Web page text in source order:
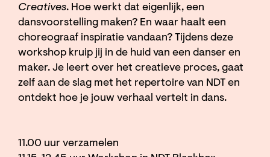
Creatives. Hoe werkt dat eigenlijk, een
dansvoorstelling maken? En waar haalt een
choreograaf inspiratie vandaan? Tijdens deze
workshop kruip jij in de huid van een danser en
maker. Je leert over het creatieve proces, gaat
zelf aan de slag met het repertoire van NDT en
ontdekt hoe je jouw verhaal vertelt in dans.
11.00 uur verzamelen